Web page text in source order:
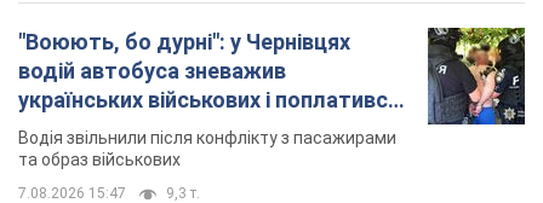
"Воюють, бо дурні": у Чернівцях
водій автобуса зневажив
українських військових і поплатився.
Відео
Водія звільнили після конфлікту з пасажирами
та образ військових
7.08.2026 15:47 9,3 т.